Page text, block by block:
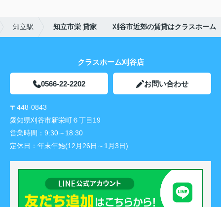
知立駅 知立市栄 貸家 刈谷市近郊の賃貸はクラスホーム
クラスホーム刈谷店
0566-22-2202 お問い合わせ
〒448-0843
愛知県刈谷市新栄町６丁目19
営業時間： 9:30～18:30
定休日： 年末年始(12月26日～1月3日)